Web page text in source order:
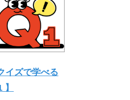
イズで学べる